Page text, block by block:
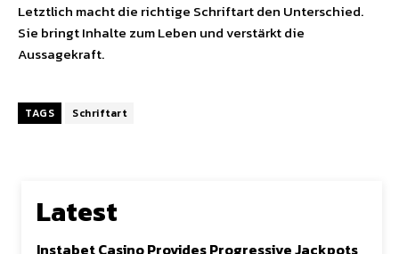
Letztlich macht die richtige Schriftart den Unterschied.
Sie bringt Inhalte zum Leben und verstärkt die
Aussagekraft.
TAGS Schriftart
Latest
Instabet Casino Provides Progressive Jackpots